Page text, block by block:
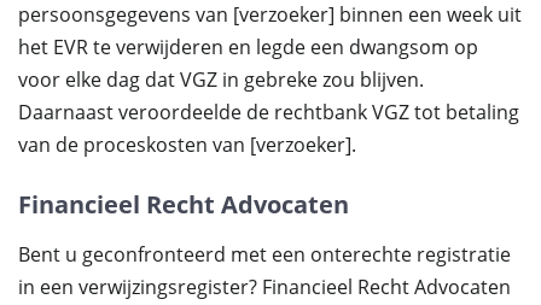
persoonsgegevens van [verzoeker] binnen een week uit
het EVR te verwijderen en legde een dwangsom op
voor elke dag dat VGZ in gebreke zou blijven.
Daarnaast veroordeelde de rechtbank VGZ tot betaling
van de proceskosten van [verzoeker].
Financieel Recht Advocaten
Bent u geconfronteerd met een onterechte registratie
in een verwijzingsregister? Financieel Recht Advocaten